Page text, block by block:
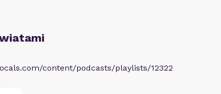
content/podcasts/playlists/12322